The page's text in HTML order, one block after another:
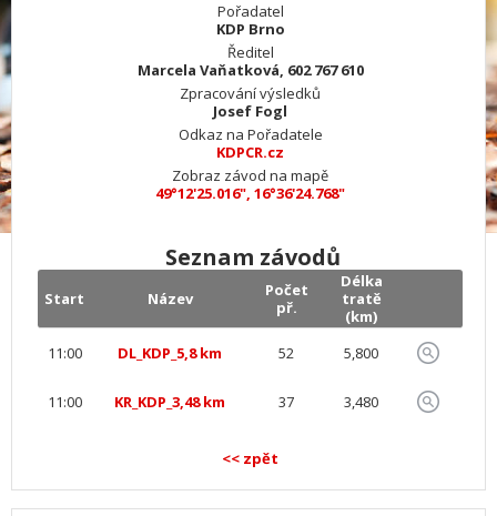
Pořadatel
KDP Brno
Ředitel
Marcela Vaňatková, 602 767 610
Zpracování výsledků
Josef Fogl
Odkaz na Pořadatele
KDPCR.cz
Zobraz závod na mapě
49°12'25.016", 16°36'24.768"
Seznam závodů
Start Název
Počet
př.
Délka
tratě
(km)
11:00
DL_KDP_5,8 km 52 5,800
11:00 KR_KDP_3,48 km 37 3,480
<< zpět